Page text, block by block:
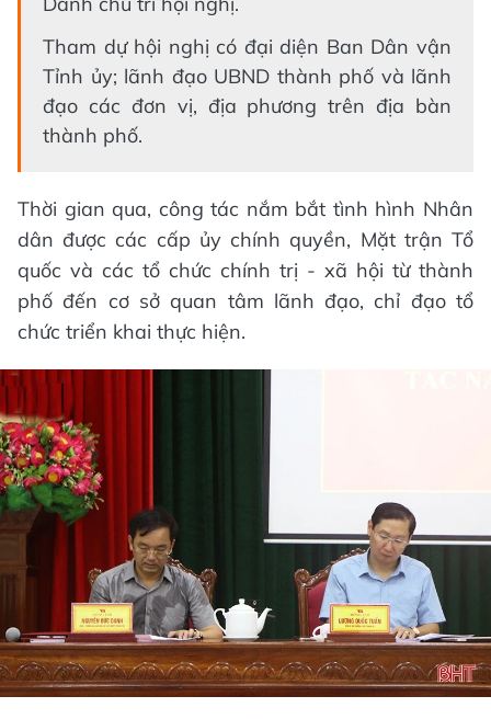
Tham dự hội nghị có đại diện Ban Dân vận
Tỉnh ủy; lãnh đạo UBND thành phố và lãnh
đạo các đơn vị, địa phương trên địa bàn
thành phố.
Thời gian qua, công tác nắm bắt tình hình Nhân
dân được các cấp ủy chính quyền, Mặt trận Tổ
quốc và các tổ chức chính trị - xã hội từ thành
phố đến cơ sở quan tâm lãnh đạo, chỉ đạo tổ
chức triển khai thực hiện.